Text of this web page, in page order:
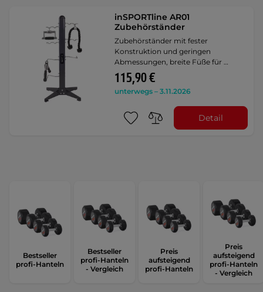
inSPORTline AR01
Zubehörständer
Zubehörständer mit fester
Konstruktion und geringen
Abmessungen, breite Füße für …
115,90 €
unterwegs – 3.11.2026
Detail
Bestseller
profi-Hanteln
Bestseller
profi-Hanteln
- Vergleich
Preis
aufsteigend
profi-Hanteln
Preis
aufsteigend
profi-Hanteln
- Vergleich